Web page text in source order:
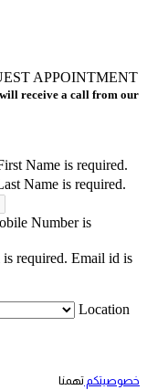
APPOINTMENT
receive a call from our
Name is required.
Name is required.
Number is
required. Email id is
Location
خصوصيتكم تهمنا